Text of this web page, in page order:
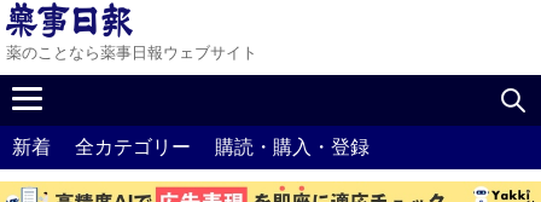
薬のことなら薬事日報ウェブサイト
新着 全カテゴリー 購読・購入・登録